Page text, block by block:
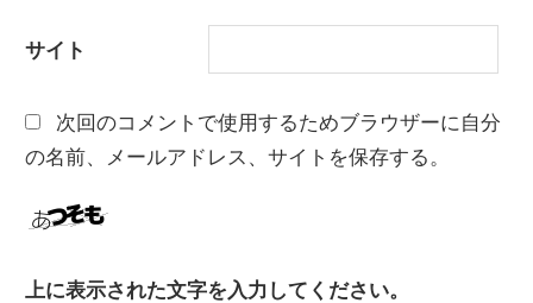
サイト
次回のコメントで使用するためブラウザーに自分
の名前、メールアドレス、サイトを保存する。
上に表示された文字を入力してください。